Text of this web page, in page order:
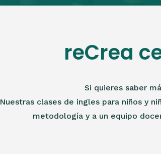
reCrea
Si quieres saber
Nuestras clases de ingles para niños y
metodología y a un equipo